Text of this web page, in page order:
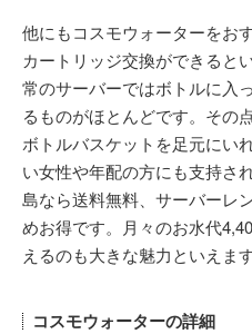
他にもコスモウォーターをお
カートリッジ交換ができると
常のサーバーではボトルに入
るものがほとんどです。その
ボトルバスケットを足元にい
い女性や年配の方にも支持さ
島なら送料無料、サーバーレ
めお得です。月々のお水代
えるのも大きな魅力といえます
コスモウォーターの詳細